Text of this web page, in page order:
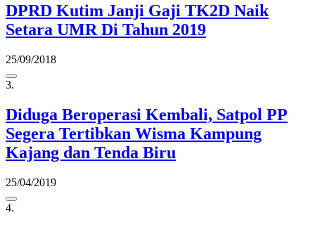
DPRD Kutim Janji Gaji TK2D Naik
Setara UMR Di Tahun 2019
25/09/2018
3.
Diduga Beroperasi Kembali, Satpol PP
Segera Tertibkan Wisma Kampung
Kajang dan Tenda Biru
25/04/2019
4.